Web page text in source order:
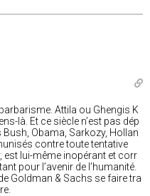
Attila ou Ghengis K
là. Et ce siècle n’est pas dép
Obama, Sarkozy, Hollan
contre toute tentative
est lui-même inopérant et corr
pour l’avenir de l’humanité.
Goldman & Sachs se faire tra